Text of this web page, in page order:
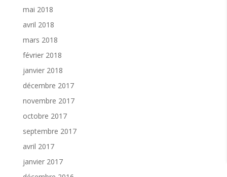
mai 2018
avril 2018
mars 2018
février 2018
janvier 2018
décembre 2017
novembre 2017
octobre 2017
septembre 2017
avril 2017
janvier 2017